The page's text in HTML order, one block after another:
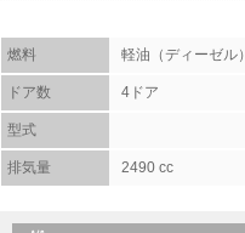
燃料 軽油（ディーゼル）
ドア数 4ドア
型式
排気量 2490 cc